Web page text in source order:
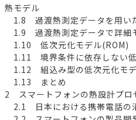
熱モデル
1.8 過渡熱測定データを用い
1.9 過渡熱測定データで詳細
1.10 低次元化モデル(ROM)
1.11 境界条件に依存しない
1.12 組込み型の低次元化モ
1.13 まとめ
2 スマートフォンの熱設計プロ
2.1 日本における携帯電話の